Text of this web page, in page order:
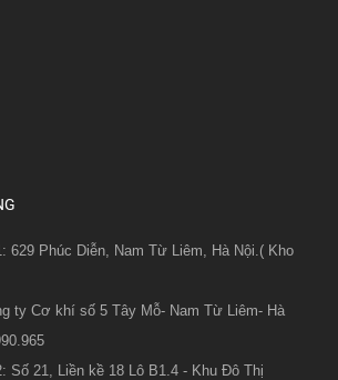
629 Phúc Diễn, Nam Từ Liêm, Hà Nội.( Kho
ty Cơ khí số 5 Tây Mỗ- Nam Từ Liêm- Hà
Số 21, Liền kề 18 Lô B1.4 - Khu Đô Thị